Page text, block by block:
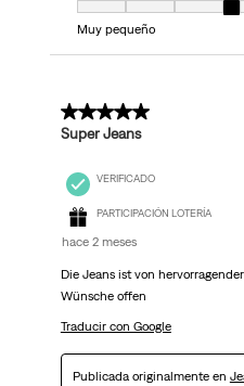
Modelo, 4 de 7, donde 1 es
Muy pequeño
5 de 5 estrellas.
Super Jeans
VERIFICADO
PARTICIPACIÓN LOTERÍA
hace 2 meses
Die Jeans ist von
Wünsche offen
Traducir con Google
Publicada originalmente en